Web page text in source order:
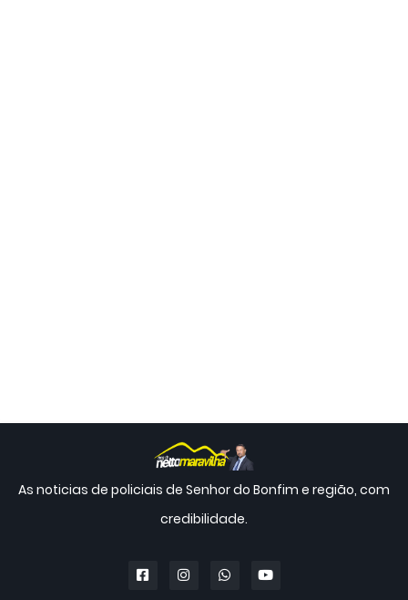
As noticias de policiais de Senhor do Bonfim e região, com
credibilidade.